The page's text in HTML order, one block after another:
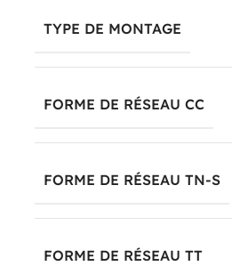
TYPE DE MONTAGE
FORME DE RÉSEAU CC
FORME DE RÉSEAU TN-S
FORME DE RÉSEAU TT